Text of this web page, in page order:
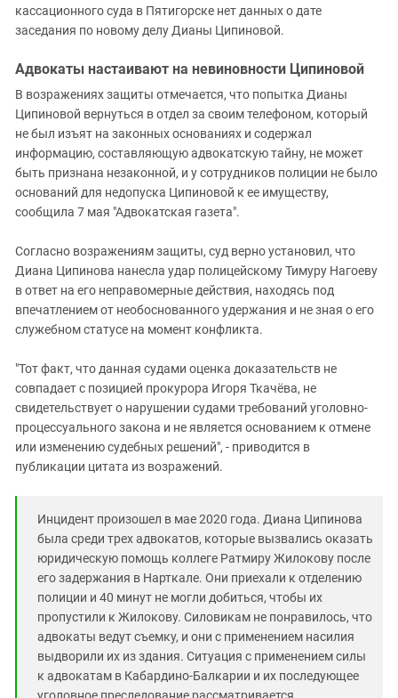
кассационного суда в Пятигорске нет данных о дате
заседания по новому делу Дианы Ципиновой.
Адвокаты настаивают на невиновности Ципиновой
В возражениях защиты отмечается, что попытка Дианы
Ципиновой вернуться в отдел за своим телефоном, который
не был изъят на законных основаниях и содержал
информацию, составляющую адвокатскую тайну, не может
быть признана незаконной, и у сотрудников полиции не было
оснований для недопуска Ципиновой к ее имуществу,
сообщила 7 мая "Адвокатская газета".
Согласно возражениям защиты, суд верно установил, что
Диана Ципинова нанесла удар полицейскому Тимуру Нагоеву
в ответ на его неправомерные действия, находясь под
впечатлением от необоснованного удержания и не зная о его
служебном статусе на момент конфликта.
"Тот факт, что данная судами оценка доказательств не
совпадает с позицией прокурора Игоря Ткачёва, не
свидетельствует о нарушении судами требований уголовно-
процессуального закона и не является основанием к отмене
или изменению судебных решений", - приводится в
публикации цитата из возражений.
Инцидент произошел в мае 2020 года. Диана Ципинова
была среди трех адвокатов, которые вызвались оказать
юридическую помощь коллеге Ратмиру Жилокову после
его задержания в Нарткале. Они приехали к отделению
полиции и 40 минут не могли добиться, чтобы их
пропустили к Жилокову. Силовикам не понравилось, что
адвокаты ведут съемку, и они с применением насилия
выдворили их из здания. Ситуация с применением силы
к адвокатам в Кабардино-Балкарии и их последующее